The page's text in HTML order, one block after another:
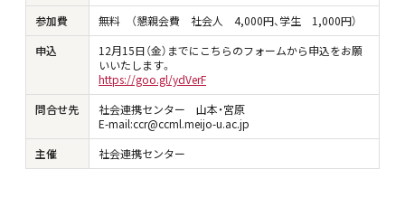
参加費
無料 （懇親会費 社会人 4,000円、学生 1,000円）
申込
12月15日（金）までにこちらのフォームから申込をお願
いいたします。
https://goo.gl/ydVerF
問合せ先
社会連携センター 山本・宮原
E-mail:ccr@ccml.meijo-u.ac.jp
主催
社会連携センター